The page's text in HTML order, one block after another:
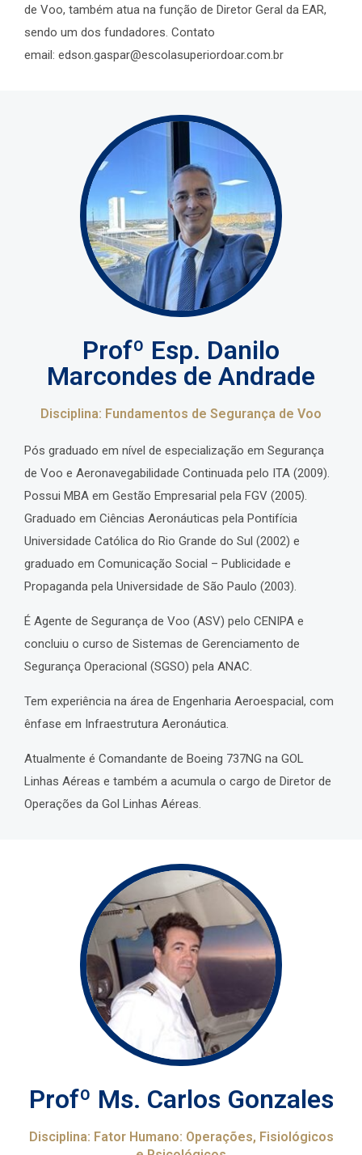
de Voo, também atua na função de Diretor Geral da EAR,
sendo um dos fundadores. Contato
email: edson.gaspar@escolasuperiordoar.com.br
Profº Esp. Danilo
Marcondes de Andrade
Disciplina: Fundamentos de Segurança de Voo
Pós graduado em nível de especialização em Segurança
de Voo e Aeronavegabilidade Continuada pelo ITA (2009).
Possui MBA em Gestão Empresarial pela FGV (2005).
Graduado em Ciências Aeronáuticas pela Pontifícia
Universidade Católica do Rio Grande do Sul (2002) e
graduado em Comunicação Social – Publicidade e
Propaganda pela Universidade de São Paulo (2003).
É Agente de Segurança de Voo (ASV) pelo CENIPA e
concluiu o curso de Sistemas de Gerenciamento de
Segurança Operacional (SGSO) pela ANAC.
Tem experiência na área de Engenharia Aeroespacial, com
ênfase em Infraestrutura Aeronáutica.
Atualmente é Comandante de Boeing 737NG na GOL
Linhas Aéreas e também a acumula o cargo de Diretor de
Operações da Gol Linhas Aéreas.
Profº Ms. Carlos Gonzales
Disciplina: Fator Humano: Operações, Fisiológicos